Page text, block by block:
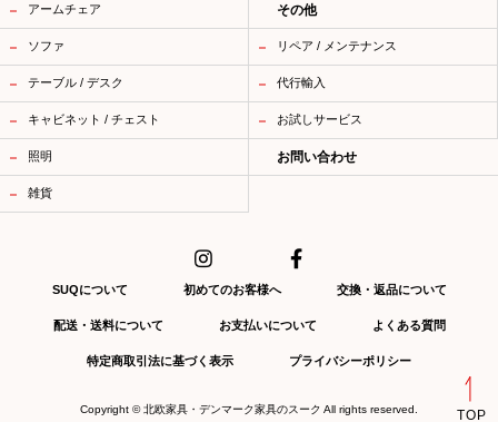
アームチェア
ソファ
テーブル / デスク
キャビネット / チェスト
照明
雑貨
その他
リペア / メンテナンス
代行輸入
お試しサービス
お問い合わせ
SUQについて 初めてのお客様へ 交換・返品について
配送・送料について お支払いについて よくある質問
特定商取引法に基づく表示 プライバシーポリシー
Copyright ©北欧家具・デンマーク家具のスーク All rights reserved.